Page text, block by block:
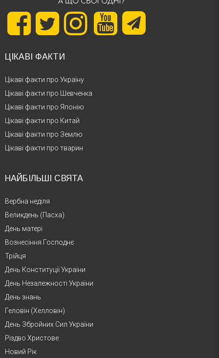
ЦІКАВІ ФАКТИ
Цікаві факти про Україну
Цікаві факти про Шевченка
Цікаві факти про Японію
Цікаві факти про Китай
Цікаві факти про Землю
Цікаві факти про тварин
НАЙБІЛЬШІ СВЯТА
Вербна неділя
Великдень (Пасха)
День матері
Вознесіння Господнє
Трійця
День Конституції України
День Незалежності України
День знань
Геловін (Хелловін)
День Збройних Сил України
Різдво Христове
Новий Рік